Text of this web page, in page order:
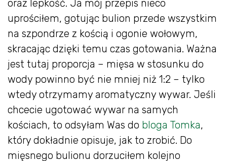
oraz lepkość. Ja mój przepis nieco
uprościłem, gotując bulion przede wszystkim
na szpondrze z kością i ogonie wołowym,
skracając dzięki temu czas gotowania. Ważna
jest tutaj proporcja – mięsa w stosunku do
wody powinno być nie mniej niż 1:2 – tylko
wtedy otrzymamy aromatyczny wywar. Jeśli
chcecie ugotować wywar na samych
kościach, to odsyłam Was do bloga Tomka,
który dokładnie opisuje, jak to zrobić. Do
mięsnego bulionu dorzuciłem kolejno